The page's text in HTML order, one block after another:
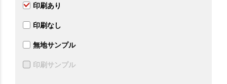
印刷あり
印刷なし
無地サンプル
印刷サンプル